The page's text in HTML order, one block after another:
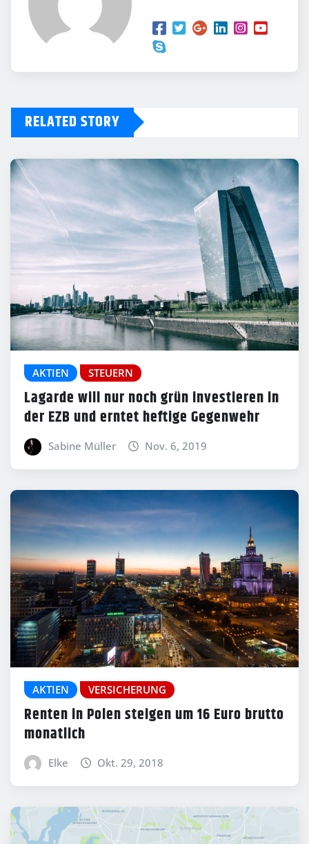
RELATED STORY
AKTIEN STEUERN
Lagarde will nur noch grün investieren in
der EZB und erntet heftige Gegenwehr
Sabine Müller Nov. 6, 2019
AKTIEN VERSICHERUNG
Renten in Polen steigen um 16 Euro brutto
monatlich
Elke Okt. 29, 2018